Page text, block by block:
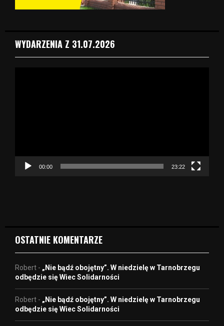
WYDARZENIA Z 31.07.2026
c
00:00 23:22
OSTATNIE KOMENTARZE
Robert - „Nie bądź obojętny”. W niedzielę w Tarnobrzegu
odbędzie się Wiec Solidarności
Robert - „Nie bądź obojętny”. W niedzielę w Tarnobrzegu
odbędzie się Wiec Solidarności